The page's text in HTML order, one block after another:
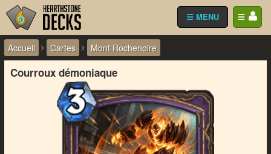
☰
☰ MENU
Accueil › Cartes › Mont Rochenoire
Courroux démoniaque